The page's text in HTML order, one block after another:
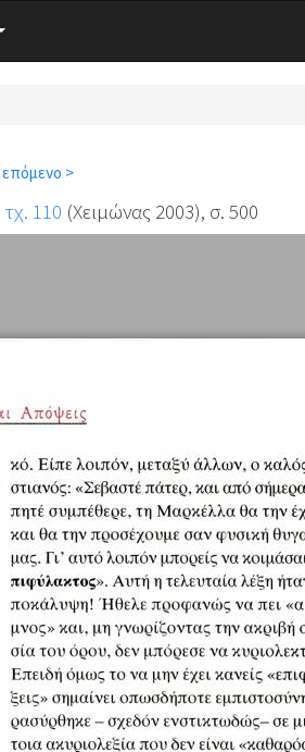
επόμενο >
τχ. 110 (Χειμώνας 2003), σ. 500